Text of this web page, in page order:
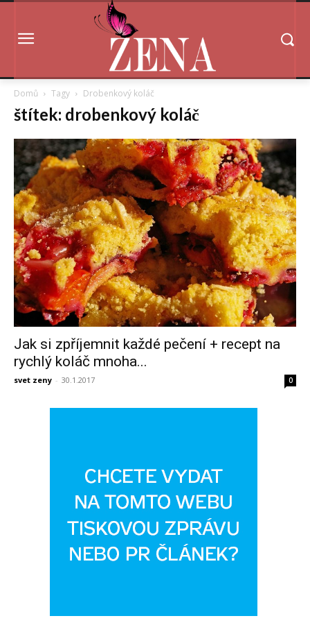
Domů Tagy Drobenkový koláč
štítek: drobenkový koláč
Jak si zpříjemnit každé pečení + recept na
rychlý koláč mnoha...
svet zeny - 30.1.2017 0